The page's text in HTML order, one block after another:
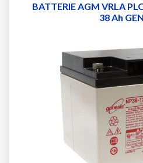
BATTERIE AGM VRLA
38 Ah